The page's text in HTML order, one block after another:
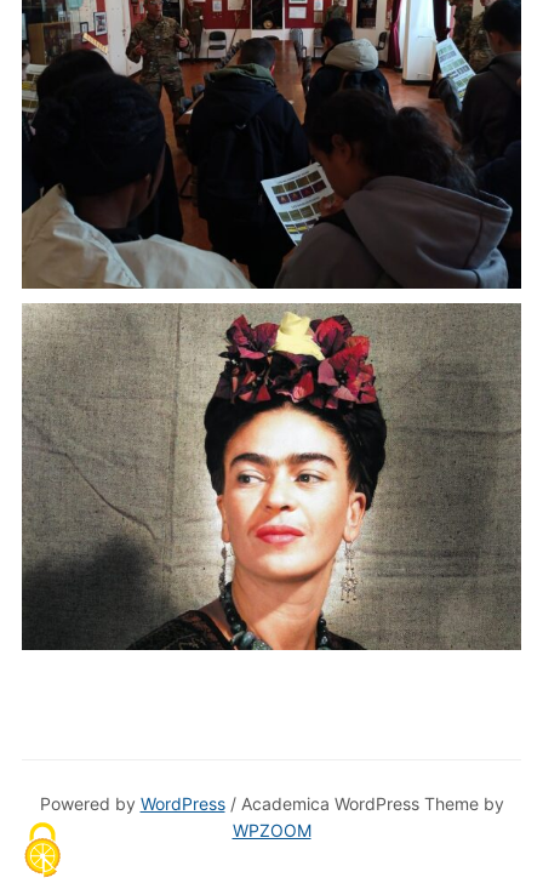
Powered by WordPress/ Academica WordPress Theme by
WPZOOM